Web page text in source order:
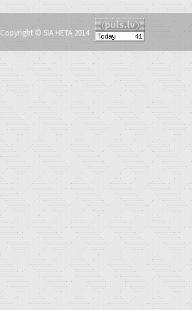
Copyright © SIA HETA 2014